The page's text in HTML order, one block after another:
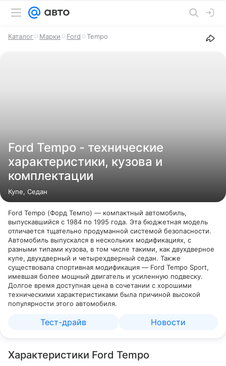
Каталог Марки Ford Tempo
Ford Tempo - технические
характеристики, кузова и
комплектации
Купе, Седан
Ford Tempo (Форд Темпо) — компактный автомобиль,
выпускавшийся с 1984 по 1995 года. Эта бюджетная модель
отличается тщательно продуманной системой безопасности.
Автомобиль выпускался в нескольких модификациях, с
разными типами кузова, в том числе такими, как двухдверное
купе, двухдверный и четырехдверный седан. Также
существовала спортивная модификация — Ford Tempo Sport,
имевшая более мощный двигатель и усиленную подвеску.
Долгое время доступная цена в сочетании с хорошими
техническими характеристиками была причиной высокой
популярности этого автомобиля.
Тест-драйв Новости
Характеристики Ford Tempo